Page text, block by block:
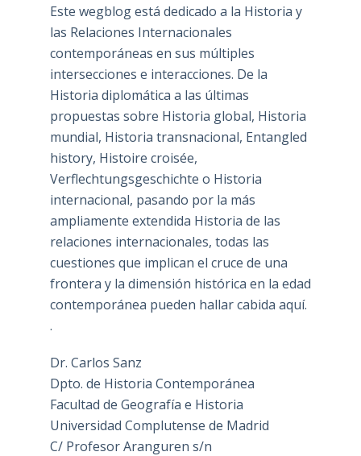
Este wegblog está dedicado a la Historia y
las Relaciones Internacionales
contemporáneas en sus múltiples
intersecciones e interacciones. De la
Historia diplomática a las últimas
propuestas sobre Historia global, Historia
mundial, Historia transnacional, Entangled
history, Histoire croisée,
Verflechtungsgeschichte o Historia
internacional, pasando por la más
ampliamente extendida Historia de las
relaciones internacionales, todas las
cuestiones que implican el cruce de una
frontera y la dimensión histórica en la edad
contemporánea pueden hallar cabida aquí.
.
Dr. Carlos Sanz
Dpto. de Historia Contemporánea
Facultad de Geografía e Historia
Universidad Complutense de Madrid
C/ Profesor Aranguren s/n